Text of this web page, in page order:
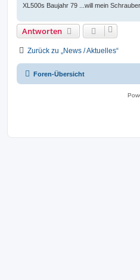
XL500s Baujahr 79 ...will mein
Antworten
Zurück zu „News / Aktuelles“
Foren-Übersicht